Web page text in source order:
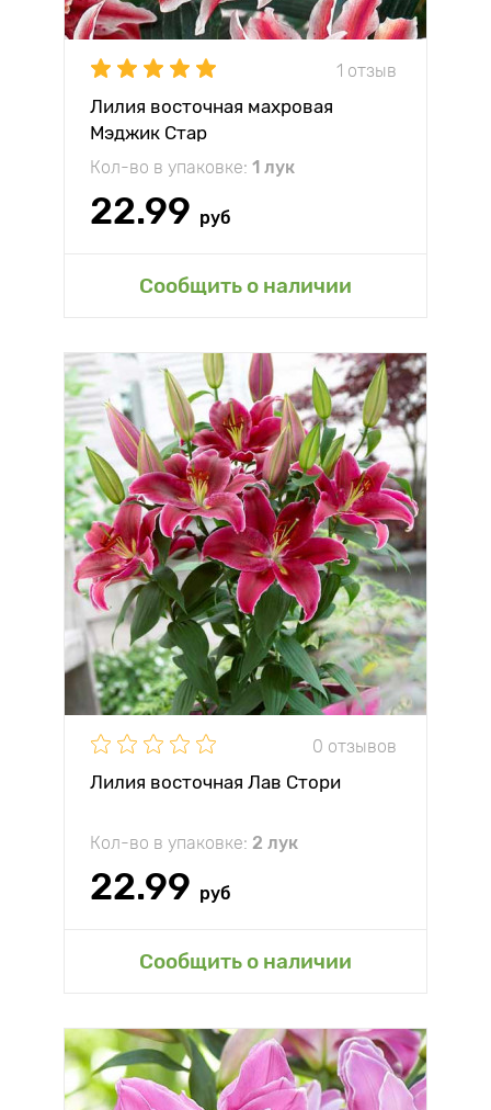
1 отзыв
Лилия восточная махровая
Мэджик Стар
Кол-во в упаковке: 1 лук
22.99 руб
Сообщить о наличии
0 отзывов
Лилия восточная Лав Стори
Кол-во в упаковке: 2 лук
22.99 руб
Сообщить о наличии